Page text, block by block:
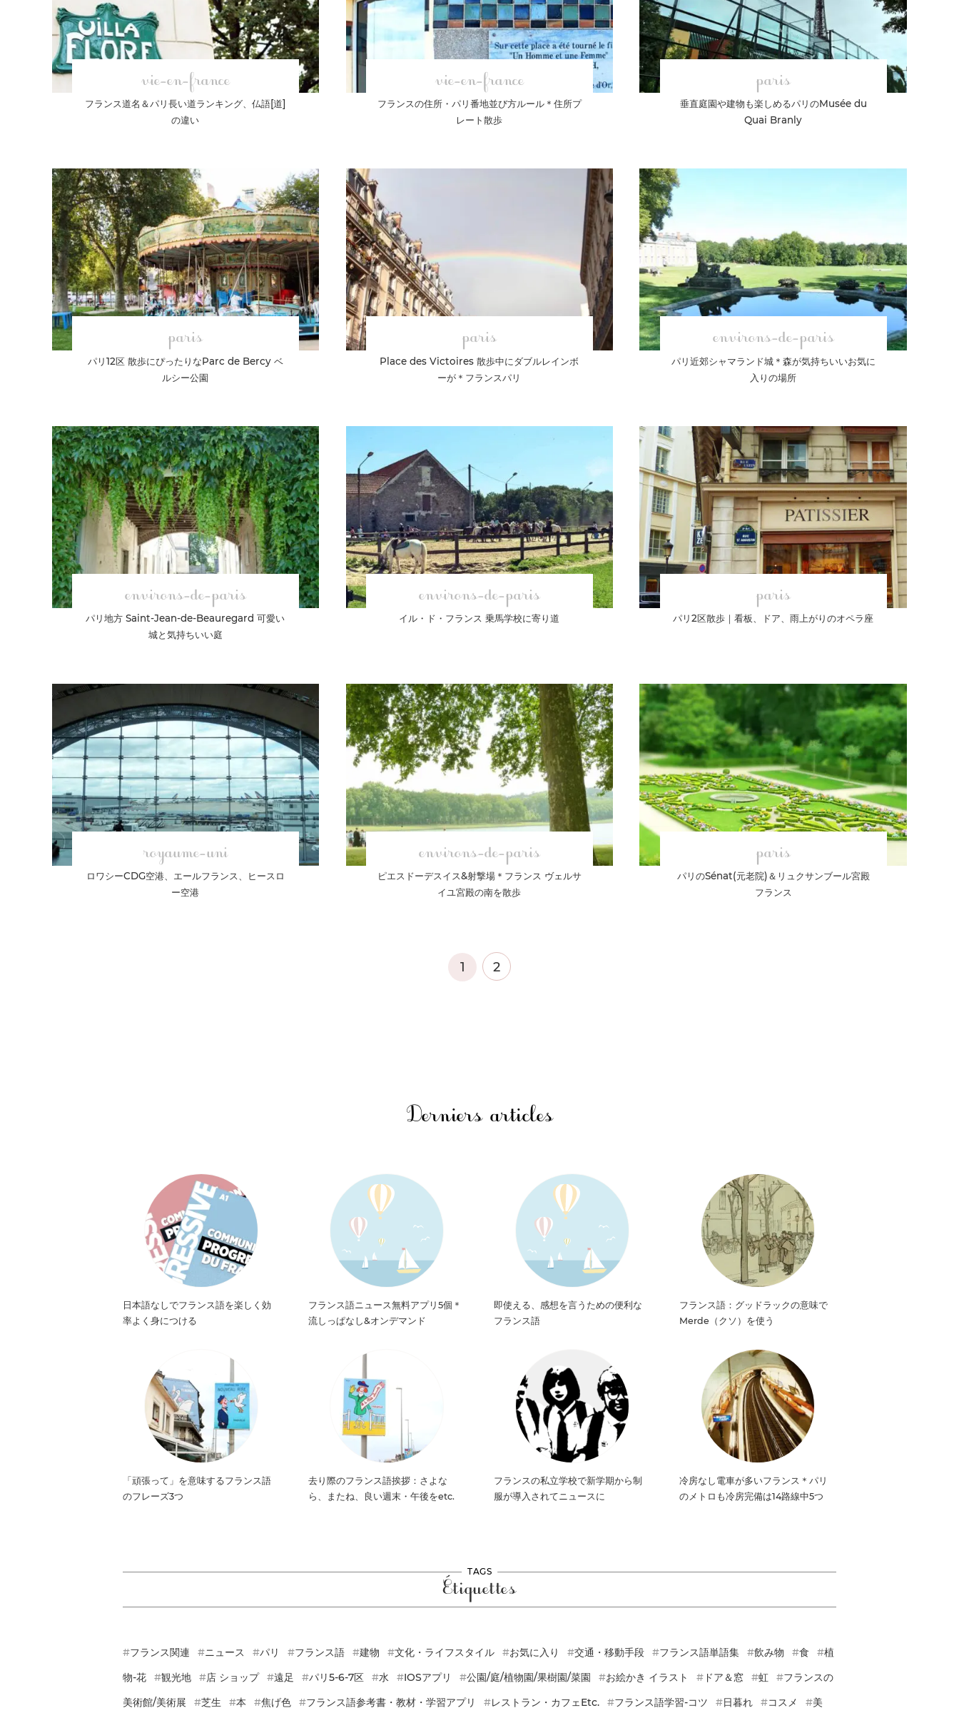
vie-en-france
フランス道名＆パリ長い道ランキング、仏語[道]
の違い
vie-en-france
フランスの住所・パリ番地並び方ルール＊住所プ
レート散歩
paris
垂直庭園や建物も楽しめるパリのMusée du
Quai Branly
paris
パリ12区 散歩にぴったりなParc de Bercy ベ
ルシー公園
paris
Place des Victoires 散歩中にダブルレインボ
ーが＊フランスパリ
environs-de-paris
パリ近郊シャマランド城＊森が気持ちいいお気に
入りの場所
environs-de-paris
パリ地方 Saint-Jean-de-Beauregard 可愛い
城と気持ちいい庭
environs-de-paris
イル・ド・フランス 乗馬学校に寄り道
paris
パリ2区散歩｜看板、ドア、雨上がりのオペラ座
royaume-uni
ロワシーCDG空港、エールフランス、ヒースロ
ー空港
environs-de-paris
ピエスドーデスイス&射撃場＊フランス ヴェルサ
イユ宮殿の南を散歩
paris
パリのSénat(元老院)＆リュクサンブール宮殿
フランス
1 2
Derniers articles
日本語なしでフランス語を楽しく効
率よく身につける
フランス語ニュース無料アプリ5個＊
流しっぱなし&オンデマンド
即使える、感想を言うための便利な
フランス語
フランス語：グッドラックの意味で
Merde（クソ）を使う
「頑張って」を意味するフランス語
のフレーズ3つ
去り際のフランス語挨拶：さよな
ら、またね、良い週末・午後をetc.
フランスの私立学校で新学期から制
服が導入されてニュースに
冷房なし電車が多いフランス＊パリ
のメトロも冷房完備は14路線中5つ
TAGS
Étiquettes
フランス関連 ニュース パリ フランス語 建物 文化・ライフスタイル お気に入り 交通・移動手段 フランス語単語集 飲み物 食
植
物-花
観光地 店 ショップ 遠足 パリ5-6-7区 水 IOSアプリ 公園/庭/植物園/果樹園/菜園 お絵かき イラスト ドア＆窓 虹
フランスの
美術館/美術展
芝生 本 焦げ色 フランス語参考書・教材・学習アプリ レストラン・カフェetc. フランス語学習-コツ 日暮れ コスメ 美